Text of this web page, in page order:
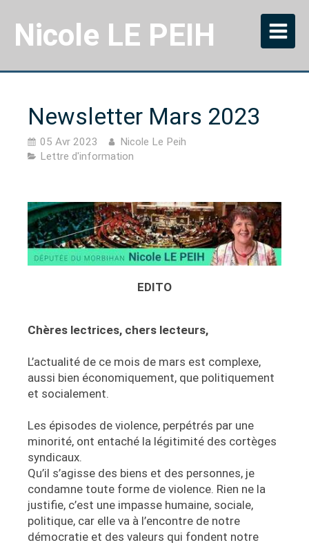
Nicole LE PEIH
Newsletter Mars 2023
05 Avr 2023
Nicole Le Peih
Lettre d'information
EDITO
Chères lectrices, chers lecteurs,
L’actualité de ce mois de mars est complexe,
aussi bien économiquement, que politiquement
et socialement.
Les épisodes de violence, perpétrés par une
minorité, ont entaché la légitimité des cortèges
syndicaux.
Qu’il s’agisse des biens et des personnes, je
condamne toute forme de violence. Rien ne la
justifie, c’est une impasse humaine, sociale,
politique, car elle va à l’encontre de notre
démocratie et des valeurs qui fondent notre